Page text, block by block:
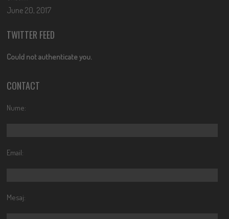
June 20, 2017
TWITTER FEED
Could not authenticate you.
CONTACT
Nume:
Email:
Mesaj: